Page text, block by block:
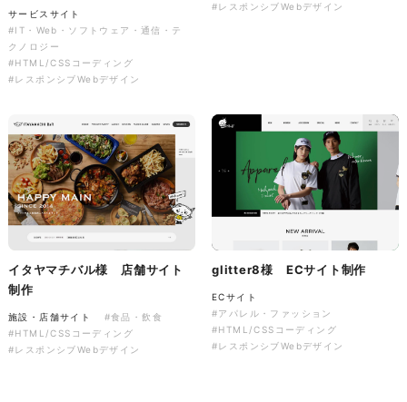
ソレイユ障害年金サポートセン
ター様 コーポレートサイト制
作
コーポレートサイト
#介護・福祉
#グラフィックデザイン
サービスサイト
#IT・Web・ソフトウェア・通信・テ
クノロジー
#HTML/CSSコーディング
#レスポンシブWebデザイン
#レスポンシブWebデザイン
イタヤマチバル様 店舗サイト
制作
施設・店舗サイト
#食品・飲食
#HTML/CSSコーディング
#レスポンシブWebデザイン
glitter8様 ECサイト制作
ECサイト
#アパレル・ファッション
#HTML/CSSコーディング
#レスポンシブWebデザイン